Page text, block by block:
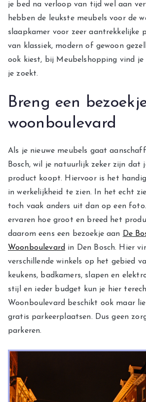
je bed na verloop van tijd wel aan
hebben de leukste meubels voor de
slaapkamer voor zeer aantrekkelijke
van klassiek, modern of gewoon
ook kiest, bij Meubelshopping vind je
je zoekt.
Breng een
woonboulevard
Als je nieuwe meubels gaat
Bosch, wil je natuurlijk zeker zijn dat
product koopt. Hiervoor is het
in werkelijkheid te zien. In het echt
toch vaak anders uit dan op een
ervaren hoe groot en breed het
daarom eens een bezoekje aan De
Woonboulevard in Den Bosch. Hier
verschillende winkels op het gebied
keukens, badkamers, slapen en
stijl en ieder budget kun je hier
Woonboulevard beschikt ook maar
gratis parkeerplaatsen. Dus geen
parkeren.